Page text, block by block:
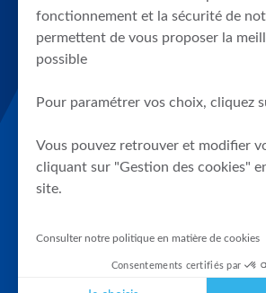
fonctionnement et la sécurité de
permettent de vous proposer la
possible
Pour paramétrer vos choix, cliquez
Vous pouvez retrouver et modifier
cliquant sur "Gestion des cookies"
site.
Consulter notre politique en matière de cookies
Consentements certifiés par